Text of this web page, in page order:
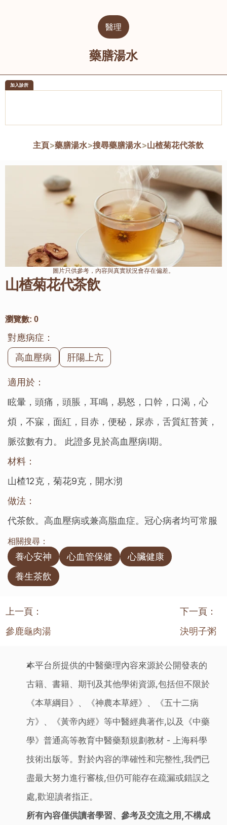
醫理
藥膳湯水
加入診所
主頁>藥膳湯水>搜尋藥膳湯水>山楂菊花代茶飲
山楂菊花代茶飲
瀏覽數: 0
對應病症：
高血壓病
肝陽上亢
適用於：
眩暈，頭痛，頭脹，耳鳴，易怒，口幹，口渴，心
煩，不寐，面紅，目赤，便秘，尿赤，舌質紅苔黃，
脈弦數有力。 此證多見於高血壓病I期。
材料：
山楂12克，菊花9克，開水沏
做法：
代茶飲。高血壓病或兼高脂血症。冠心病者均可常服
相關搜尋：
養心安神 心血管保健
心臟健康
養生茶飲
圖片只供參考，內容與真實狀況會存在偏差。
上一頁：
參鹿龜肉湯
下一頁：
決明子粥
本平台所提供的中醫藥理內容來源於公開發表的
古籍、書籍、期刊及其他學術資源,包括但不限於
《本草綱目》、《神農本草經》、《五十二病
方》、《黃帝內經》等中醫經典著作,以及《中藥
學》普通高等教育中醫藥類規劃教材 - 上海科學
技術出版等。對於內容的準確性和完整性,我們已
盡最大努力進行審核,但仍可能存在疏漏或錯誤之
處,歡迎讀者指正。
所有內容僅供讀者學習、參考及交流之用,不構成